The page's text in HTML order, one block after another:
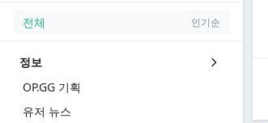
전체 인기순
정보
OP.GG 기획
유저 뉴스